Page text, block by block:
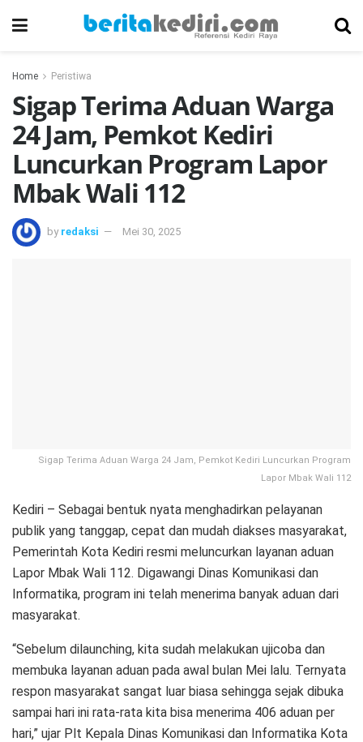
Home Peristiwa
Sigap Terima Aduan Warga
24 Jam, Pemkot Kediri
Luncurkan Program Lapor
Mbak Wali 112
by redaksi Mei 30, 2025
Sigap Terima Aduan Warga 24 Jam, Pemkot Kediri Luncurkan Program
Lapor Mbak Wali 112
Kediri – Sebagai bentuk nyata menghadirkan pelayanan
publik yang tanggap, cepat dan mudah diakses masyarakat,
Pemerintah Kota Kediri resmi meluncurkan layanan aduan
Lapor Mbak Wali 112. Digawangi Dinas Komunikasi dan
Informatika, program ini telah menerima banyak aduan dari
masyarakat.
“Sebelum dilaunching, kita sudah melakukan ujicoba dan
membuka layanan aduan pada awal bulan Mei lalu. Ternyata
respon masyarakat sangat luar biasa sehingga sejak dibuka
sampai hari ini rata-rata kita bisa menerima 406 aduan per
hari,” ujar Plt Kepala Dinas Komunikasi dan Informatika Kota